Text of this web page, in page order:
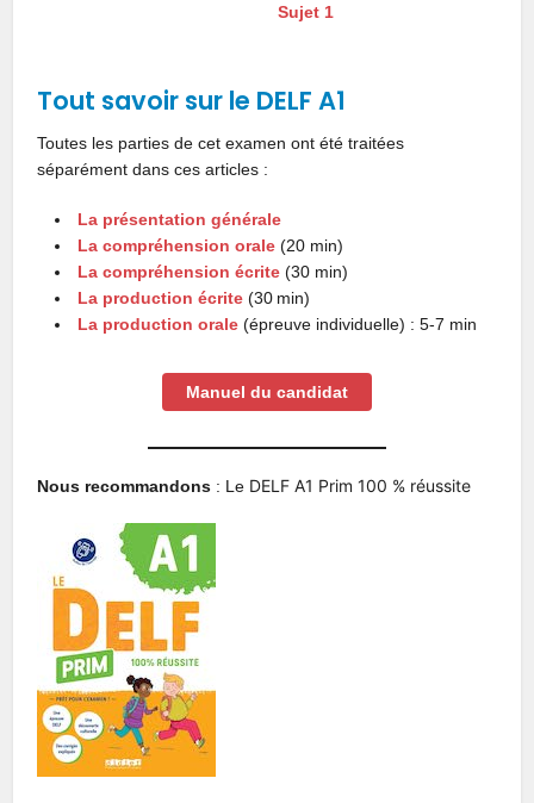
Sujet 1
Tout savoir sur le DELF A1
Toutes les parties de cet examen ont été traitées
séparément dans ces articles :
La présentation générale
La compréhension orale (20 min)
La compréhension écrite(30 min)
La production écrite (30 min)
La production orale (épreuve individuelle) : 5-7 min
Manuel du candidat
Nous recommandons : Le DELF A1 Prim 100 % réussite